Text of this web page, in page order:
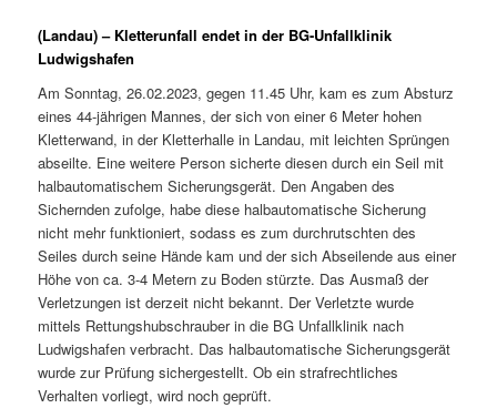
(Landau) – Kletterunfall endet in der BG-Unfallklinik
Ludwigshafen
Am Sonntag, 26.02.2023, gegen 11.45 Uhr, kam es zum Absturz
eines 44-jährigen Mannes, der sich von einer 6 Meter hohen
Kletterwand, in der Kletterhalle in Landau, mit leichten Sprüngen
abseilte. Eine weitere Person sicherte diesen durch ein Seil mit
halbautomatischem Sicherungsgerät. Den Angaben des
Sichernden zufolge, habe diese halbautomatische Sicherung
nicht mehr funktioniert, sodass es zum durchrutschten des
Seiles durch seine Hände kam und der sich Abseilende aus einer
Höhe von ca. 3-4 Metern zu Boden stürzte. Das Ausmaß der
Verletzungen ist derzeit nicht bekannt. Der Verletzte wurde
mittels Rettungshubschrauber in die BG Unfallklinik nach
Ludwigshafen verbracht. Das halbautomatische Sicherungsgerät
wurde zur Prüfung sichergestellt. Ob ein strafrechtliches
Verhalten vorliegt, wird noch geprüft.